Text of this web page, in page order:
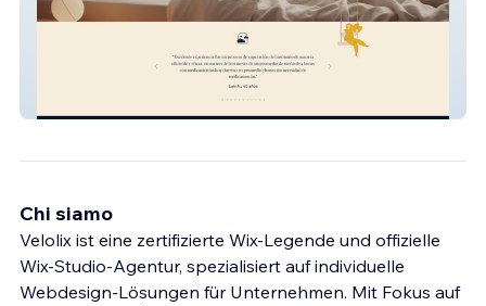
Chi siamo
Velolix ist eine zertifizierte Wix-Legende und offizielle
Wix-Studio-Agentur, spezialisiert auf individuelle
Webdesign-Lösungen für Unternehmen. Mit Fokus auf